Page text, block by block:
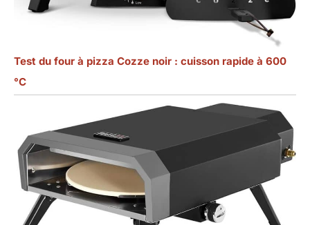
Test du four à pizza Cozze noir : cuisson rapide à 600
°C